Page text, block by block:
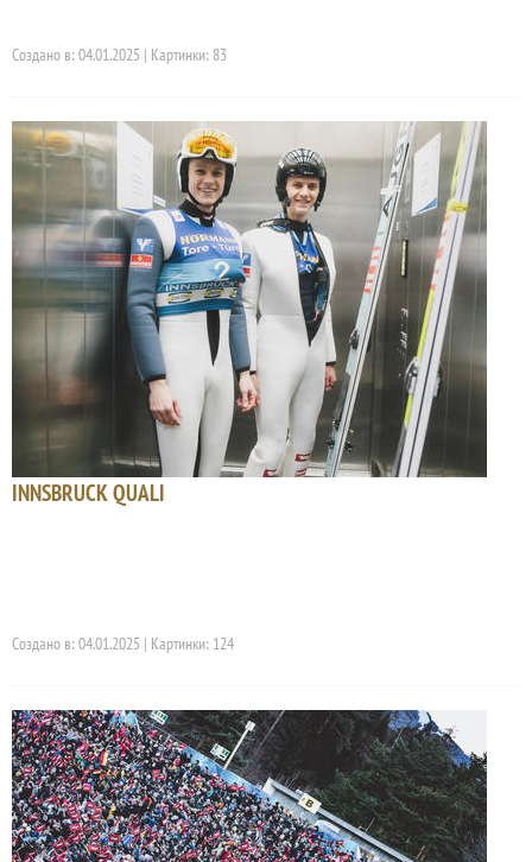
Создано в: 04.01.2025 | Картинки: 83
INNSBRUCK QUALI
Создано в: 04.01.2025 | Картинки: 124